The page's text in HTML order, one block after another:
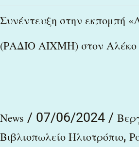
Συνέντευξη στην εκπομπή
(ΡΑΔΙΟ ΑΙΧΜΗ) στον Αλέκο
News / 07/06/2024 /
Βιβλιοπωλείο Ηλιοτρόπιο,
Συνέντευξη
εκπομπή
(ΡΑΔΙΟ
ΑΙΧΜΗ)